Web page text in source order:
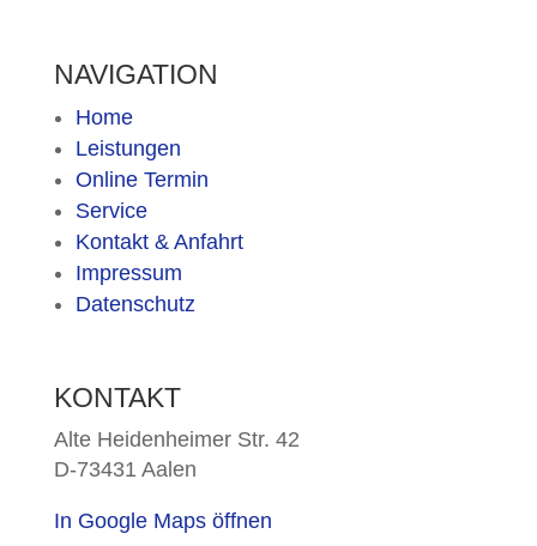
NAVIGATION
Home
Leistungen
Online Termin
Service
Kontakt & Anfahrt
Impressum
Datenschutz
KONTAKT
Alte Heidenheimer Str. 42
D-73431 Aalen
In Google Maps öffnen